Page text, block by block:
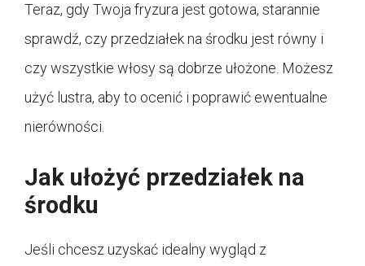
Teraz, gdy Twoja fryzura jest gotowa, starannie
sprawdź, czy przedziałek na środku jest równy i
czy wszystkie włosy są dobrze ułożone. Możesz
użyć lustra, aby to ocenić i poprawić ewentualne
nierówności.
Jak ułożyć przedziałek na
środku
Jeśli chcesz uzyskać idealny wygląd z